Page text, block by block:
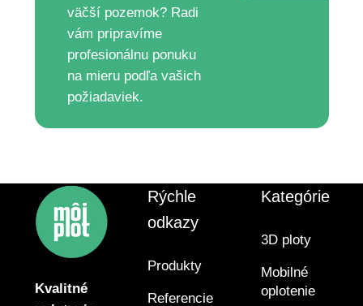
väčší pozemok? Radi
vám pripravíme
profesionálnu ponuku
na mieru podľa vašich
požiadaviek.
Kvalitné
Rýchle
odkazy
Produkty
Referencie
Kategórie
3D ploty
Mobilné
oplotenie